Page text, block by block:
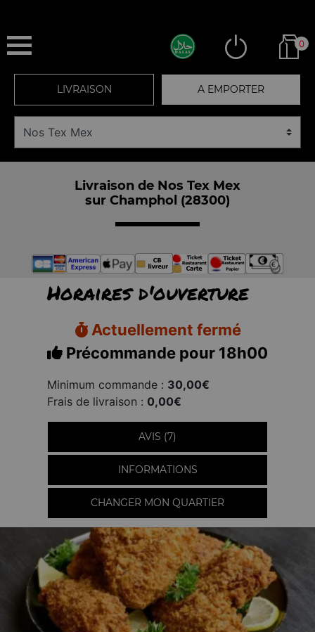
0
LIVRAISON A EMPORTER
Livraison de Nos Tex Mex
sur Champhol (28300)
Horaires d'ouverture
Actuellement fermé
Précommande pour 18h00
Minimum commande : 30,00€
Frais de livraison : 0,00€
AVIS (7)
INFORMATIONS
CHANGER MON QUARTIER